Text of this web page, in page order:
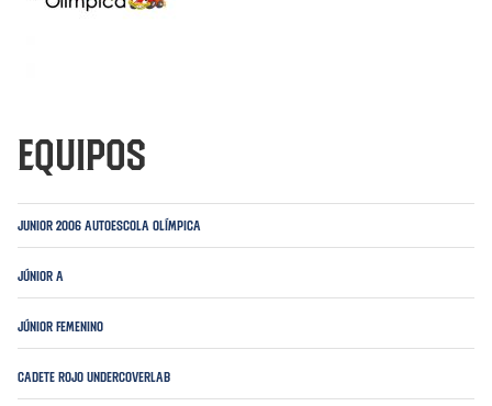
Equipos
Junior 2006 Autoescola Olímpica
Júnior A
Júnior Femenino
Cadete Rojo Undercoverlab